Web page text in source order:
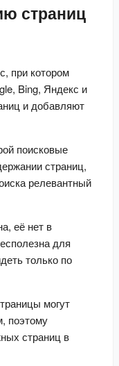
слов.
страниц
при котором
Bing, Яндекс и
и добавляют
поисковые
страниц,
релевантный
её нет в
для
только по
могут
поэтому
страниц в